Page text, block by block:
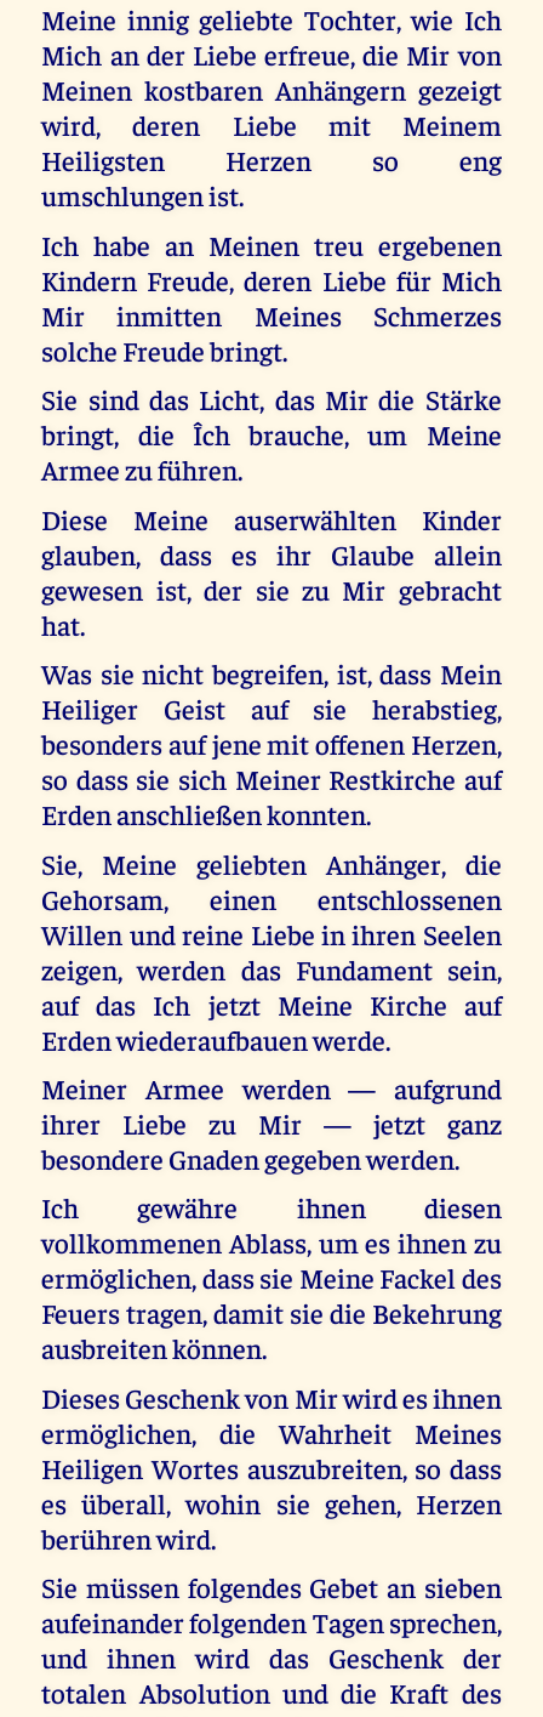
Meine innig geliebte Tochter, wie Ich
Mich an der Liebe erfreue, die Mir von
Meinen kostbaren Anhängern gezeigt
wird, deren Liebe mit Meinem
Heiligsten Herzen so eng
umschlungen ist.
Ich habe an Meinen treu ergebenen
Kindern Freude, deren Liebe für Mich
Mir inmitten Meines Schmerzes
solche Freude bringt.
Sie sind das Licht, das Mir die Stärke
bringt, die Îch brauche, um Meine
Armee zu führen.
Diese Meine auserwählten Kinder
glauben, dass es ihr Glaube allein
gewesen ist, der sie zu Mir gebracht
hat.
Was sie nicht begreifen, ist, dass Mein
Heiliger Geist auf sie herabstieg,
besonders auf jene mit offenen Herzen,
so dass sie sich Meiner Restkirche auf
Erden anschließen konnten.
Sie, Meine geliebten Anhänger, die
Gehorsam, einen entschlossenen
Willen und reine Liebe in ihren Seelen
zeigen, werden das Fundament sein,
auf das Ich jetzt Meine Kirche auf
Erden wiederaufbauen werde.
Meiner Armee werden — aufgrund
ihrer Liebe zu Mir — jetzt ganz
besondere Gnaden gegeben werden.
Ich gewähre ihnen diesen
vollkommenen Ablass, um es ihnen zu
ermöglichen, dass sie Meine Fackel des
Feuers tragen, damit sie die Bekehrung
ausbreiten können.
Dieses Geschenk von Mir wird es ihnen
ermöglichen, die Wahrheit Meines
Heiligen Wortes auszubreiten, so dass
es überall, wohin sie gehen, Herzen
berühren wird.
Sie müssen folgendes Gebet an sieben
aufeinander folgenden Tagen sprechen,
und ihnen wird das Geschenk der
totalen Absolution und die Kraft des